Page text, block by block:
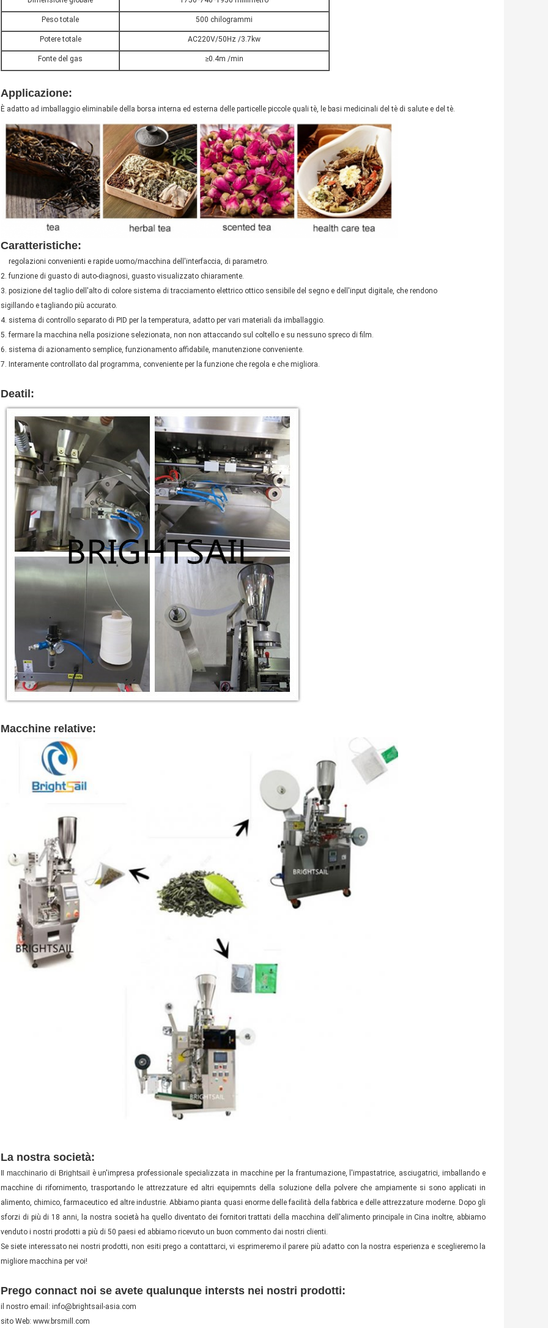
Peso totale 500 chilogrammi
Potere totale AC220V/50Hz /3.7kw
Fonte del gas ≥0.4m /min
Applicazione:
È adatto ad imballaggio eliminabile della borsa interna ed esterna delle particelle piccole quali tè, le basi medicinali del tè di salute e del tè.
Caratteristiche:
regolazioni convenienti e rapide uomo/macchina dell'interfaccia, di parametro.
2. funzione di guasto di auto-diagnosi, guasto visualizzato chiaramente.
3. posizione del taglio dell'alto di colore sistema di tracciamento elettrico ottico sensibile del segno e dell'input digitale, che rendono
sigillando e tagliando più accurato.
4. sistema di controllo separato di PID per la temperatura, adatto per vari materiali da imballaggio.
5. fermare la macchina nella posizione selezionata, non non attaccando sul coltello e su nessuno spreco di film.
6. sistema di azionamento semplice, funzionamento affidabile, manutenzione conveniente.
7. Interamente controllato dal programma, conveniente per la funzione che regola e che migliora.
Deatil :
Macchine relative:
La nostra società:
Il macchinario di Brightsail
è un'impresa professionale specializzata in macchine per la frantumazione, l'impastatrice, asciugatrici, imballando e
macchine di rifornimento, trasportando le attrezzature ed altri equipemnts della soluzione della polvere che ampiamente si sono applicati in
alimento, chimico, farmaceutico ed altre industrie. Abbiamo pianta quasi enorme delle facilità della fabbrica e delle attrezzature moderne. Dopo gli
sforzi di più di 18 anni, la nostra società ha quello diventato dei fornitori trattati della macchina dell'alimento principale in Cina inoltre, abbiamo
venduto i nostri prodotti a più di 50 paesi ed abbiamo ricevuto un buon commento dai nostri clienti.
Se siete interessato nei nostri prodotti, non esiti prego a contattarci, vi esprimeremo il parere più adatto con la nostra esperienza e sceglieremo la
migliore macchina per voi!
Prego connact noi se avete qualunque intersts nei nostri prodotti:
il nostro email: info@brightsail-asia.com
sito Web: www.brsmill.com